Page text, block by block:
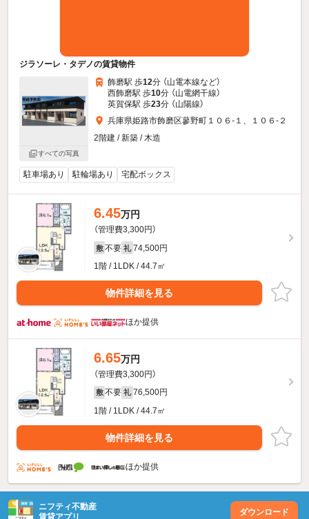
ジラソーレ・タデノの賃貸物件
すべての写真
飾磨駅 歩12分 （山電本線など）
西飾磨駅 歩10分 （山電網干線）
英賀保駅 歩23分 （山陽線）
兵庫県姫路市飾磨区蓼野町１０６-１、１０６-２
2階建 / 新築 / 木造
駐車場あり 駐輪場あり 宅配ボックス
6.45万円
（管理費3,300円）
敷 不要 礼 74,500円
1階 / 1LDK / 44.7㎡
物件詳細を見る
ほか提供
6.65万円
（管理費3,300円）
敷 不要 礼 76,500円
1階 / 1LDK / 44.7㎡
物件詳細を見る
ほか提供
ニフティ不動産
賃貸アプリ
ダウンロード